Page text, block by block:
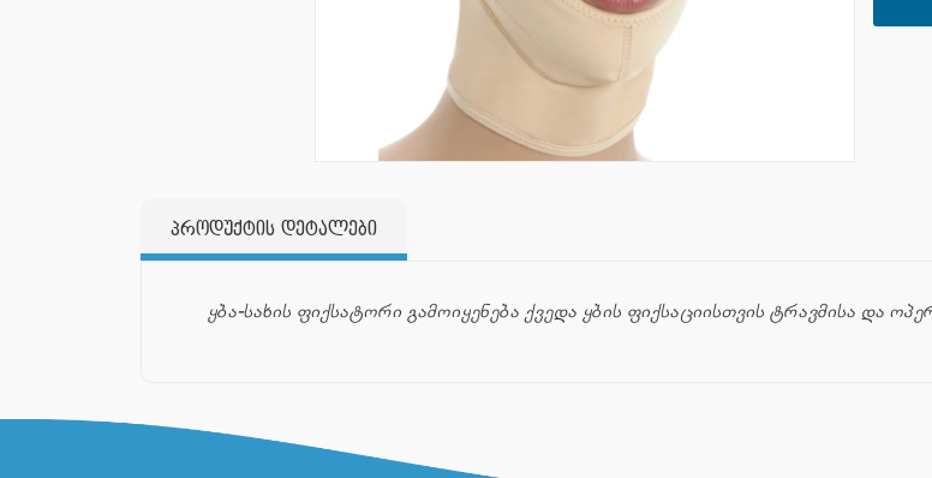
პროდუქტის დეტალები
ყბა-სახის ფიქსატორი გამოიყენება ქვედა ყბის ფიქსაციისთვის ტრავმისა და